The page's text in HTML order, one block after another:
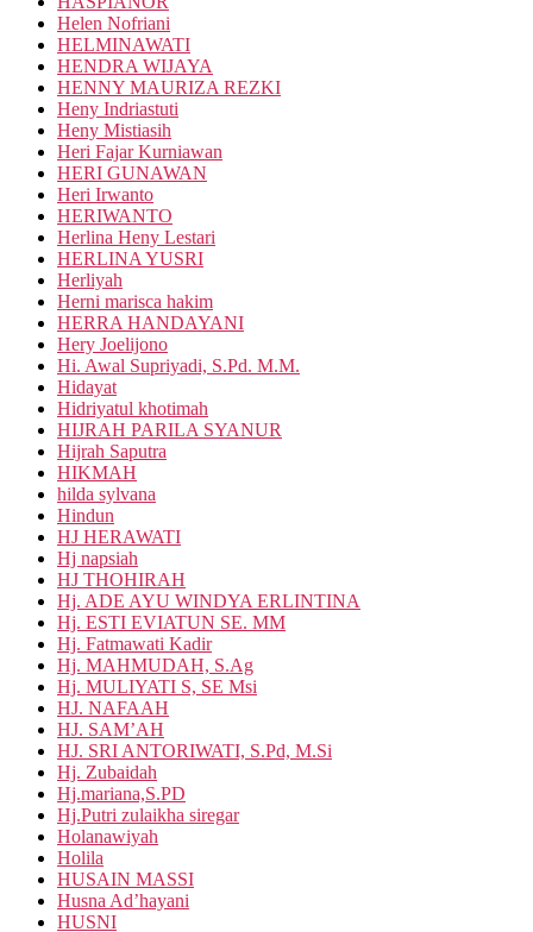
Helen Nofriani
HELMINAWATI
HENDRA WIJAYA
HENNY MAURIZA REZKI
Heny Indriastuti
Heny Mistiasih
Heri Fajar Kurniawan
HERI GUNAWAN
Heri Irwanto
HERIWANTO
Herlina Heny Lestari
HERLINA YUSRI
Herliyah
Herni marisca hakim
HERRA HANDAYANI
Hery Joelijono
Hi. Awal Supriyadi, S.Pd. M.M.
Hidayat
Hidriyatul khotimah
HIJRAH PARILA SYANUR
Hijrah Saputra
HIKMAH
hilda sylvana
Hindun
HJ HERAWATI
Hj napsiah
HJ THOHIRAH
Hj. ADE AYU WINDYA ERLINTINA
Hj. ESTI EVIATUN SE. MM
Hj. Fatmawati Kadir
Hj. MAHMUDAH, S.Ag
Hj. MULIYATI S, SE Msi
HJ. NAFAAH
HJ. SAM’AH
HJ. SRI ANTORIWATI, S.Pd, M.Si
Hj. Zubaidah
Hj.mariana,S.PD
Hj.Putri zulaikha siregar
Holanawiyah
Holila
HUSAIN MASSI
Husna Ad’hayani
HUSNI